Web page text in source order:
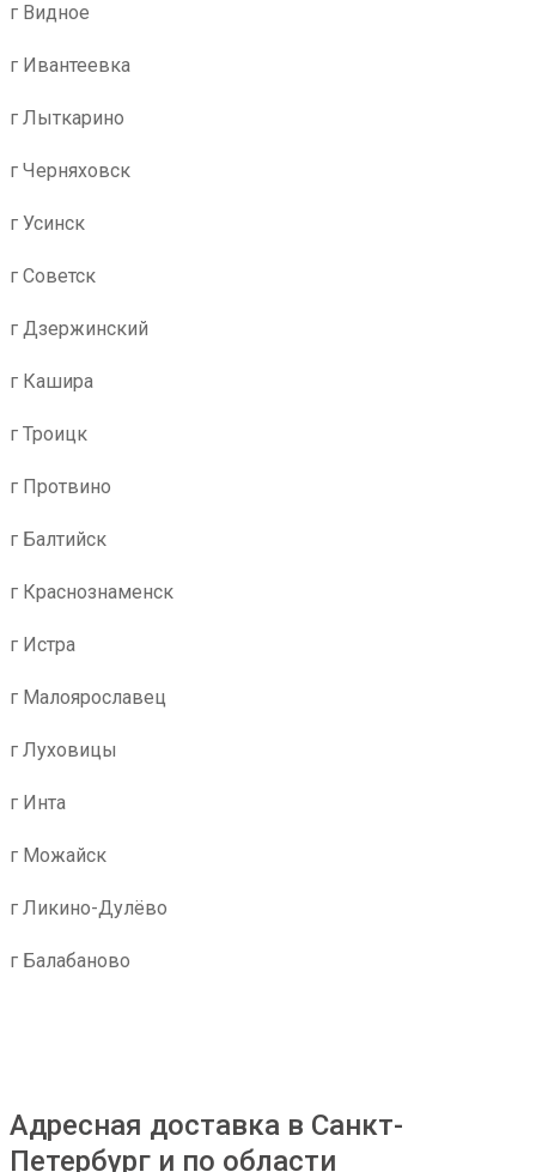
г Видное
г Ивантеевка
г Лыткарино
г Черняховск
г Усинск
г Советск
г Дзержинский
г Кашира
г Троицк
г Протвино
г Балтийск
г Краснознаменск
г Истра
г Малоярославец
г Луховицы
г Инта
г Можайск
г Ликино-Дулёво
г Балабаново
Адресная доставка в Санкт-
Петербург и по области